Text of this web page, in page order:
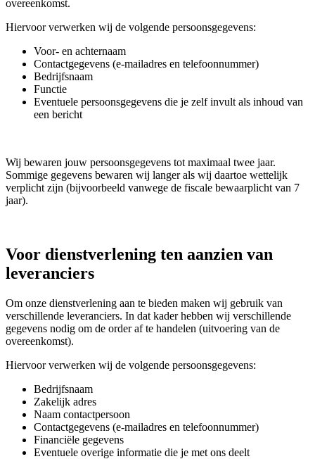
overeenkomst.
Hiervoor verwerken wij de volgende persoonsgegevens:
Voor- en achternaam
Contactgegevens (e-mailadres en telefoonnummer)
Bedrijfsnaam
Functie
Eventuele persoonsgegevens die je zelf invult als inhoud van
een bericht
Wij bewaren jouw persoonsgegevens tot maximaal twee jaar.
Sommige gegevens bewaren wij langer als wij daartoe wettelijk
verplicht zijn (bijvoorbeeld vanwege de fiscale bewaarplicht van 7
jaar).
Voor dienstverlening ten aanzien van
leveranciers
Om onze dienstverlening aan te bieden maken wij gebruik van
verschillende leveranciers. In dat kader hebben wij verschillende
gegevens nodig om de order af te handelen (uitvoering van de
overeenkomst).
Hiervoor verwerken wij de volgende persoonsgegevens:
Bedrijfsnaam
Zakelijk adres
Naam contactpersoon
Contactgegevens (e-mailadres en telefoonnummer)
Financiële gegevens
Eventuele overige informatie die je met ons deelt